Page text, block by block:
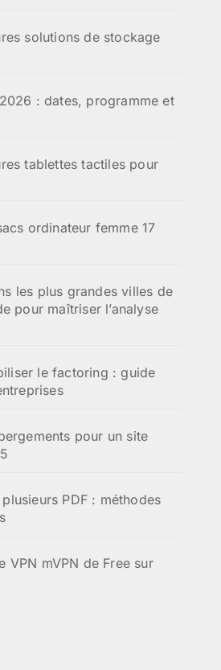
solutions de stockage
: dates, programme et
tablettes tactiles pour
ordinateur femme 17
les plus grandes villes de
pour maîtriser l’analyse
le factoring : guide
pour un site
PDF : méthodes
VPN mVPN de Free sur